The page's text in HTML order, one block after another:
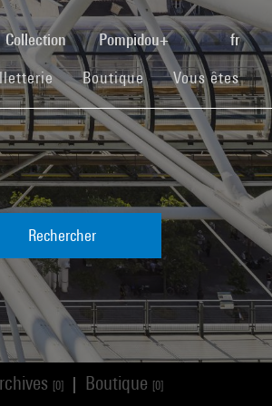
Collection Pompidou+ fr
(current)Boutique(current)Vous êtes
Rechercher
[0] Boutique [0]